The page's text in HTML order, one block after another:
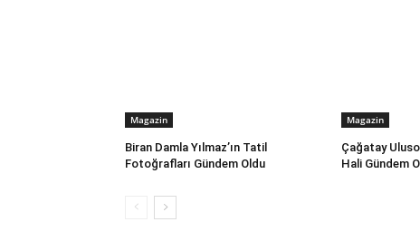
Magazin
Biran Damla Yılmaz’ın Tatil
Fotoğrafları Gündem Oldu
Magazin
Çağatay
Hali Gündem